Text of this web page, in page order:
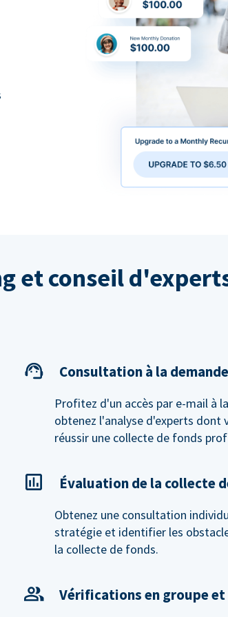
et conseil
Consultation à la
Profitez d'un accès par e-mail à
obtenez l'analyse d'experts dont
réussir une collecte de fonds
Évaluation de la collecte
Obtenez une consultation
stratégie et identifier les
la collecte de fonds.
Vérifications en groupe